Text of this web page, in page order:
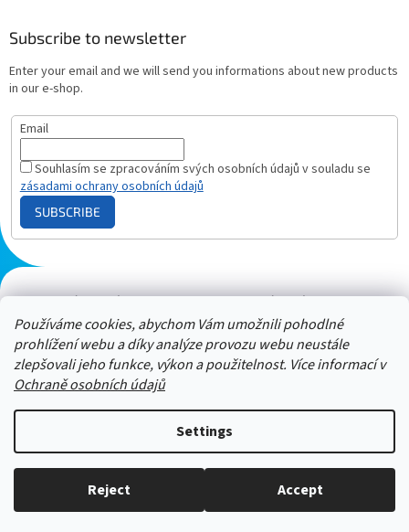
Používáme cookies, abychom Vám umožnili pohodlné
prohlížení webu a díky analýze provozu webu neustále
zlepšovali jeho funkce, výkon a použitelnost. Více informací v
Ochraně osobních údajů
Settings
Reject Accept
Neváhejte nám zavolat a zeptat
se. 606 909 540 - Jsme tu pro vás :-)
Subscribe to newsletter
Enter your email and we will send you informations about new products
in our e-shop.
Email
Souhlasím se zpracováním svých osobních údajů v souladu se
zásadami ochrany osobních údajů
SUBSCRIBE
Plazmový generátor.cz Heureka - hodnocení Solárne panely.sk
Parasite zapper
Copyright 2026 . All rights reserved.